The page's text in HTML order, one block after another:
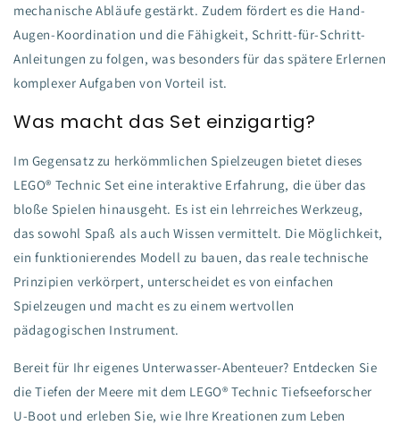
mechanische Abläufe gestärkt. Zudem fördert es die Hand-
Augen-Koordination und die Fähigkeit, Schritt-für-Schritt-
Anleitungen zu folgen, was besonders für das spätere Erlernen
komplexer Aufgaben von Vorteil ist.
Was macht das Set einzigartig?
Im Gegensatz zu herkömmlichen Spielzeugen bietet dieses
LEGO® Technic Set eine interaktive Erfahrung, die über das
bloße Spielen hinausgeht. Es ist ein lehrreiches Werkzeug,
das sowohl Spaß als auch Wissen vermittelt. Die Möglichkeit,
ein funktionierendes Modell zu bauen, das reale technische
Prinzipien verkörpert, unterscheidet es von einfachen
Spielzeugen und macht es zu einem wertvollen
pädagogischen Instrument.
Bereit für Ihr eigenes Unterwasser-Abenteuer? Entdecken Sie
die Tiefen der Meere mit dem LEGO® Technic Tiefseeforscher
U-Boot und erleben Sie, wie Ihre Kreationen zum Leben